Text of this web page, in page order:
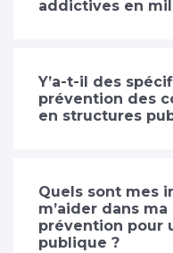
addictives en
Y’a-t-il des
prévention des
en structures
Quels sont mes
m’aider dans
prévention pour
publique ?